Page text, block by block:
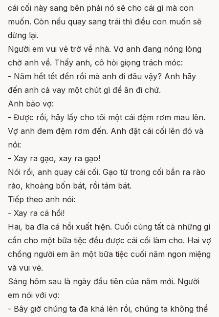
cái cối này sang bên phải nó sẽ cho cái gì mà con
muốn. Còn nếu quay sang trái thì điều con muốn sẽ
dừng lại.
Người em vui vẻ trở về nhà. Vợ anh đang nóng lòng
chờ anh về. Thấy anh, cô hỏi giọng trách móc:
- Năm hết tết đến rồi mà anh đi đâu vậy? Anh hãy
đến anh cả vay một chút gì để ăn đi chứ.
Anh bảo vợ:
- Được rồi, hãy lấy cho tôi một cái đệm rơm mau lên.
Vợ anh đem đệm rơm đến. Anh đặt cái cối lên đó và
nói:
- Xay ra gạo, xay ra gạo!
Nói rồi, anh quay cái cối. Gạo từ trong cối bắn ra rào
rào, khoảng bốn bát, rồi tám bát.
Tiếp theo anh nói:
- Xay ra cá hồi!
Hai, ba đĩa cá hồi xuất hiện. Cuối cùng tất cả những gì
cần cho một bữa tiệc đều được cái cối làm cho. Hai vợ
chồng người em ăn một bữa tiệc cuối năm ngon miệng
và vui vẻ.
Sáng hôm sau là ngày đầu tiên của năm mới. Người
em nói với vợ:
- Bây giờ chúng ta đã khá lên rồi, chúng ta không thể